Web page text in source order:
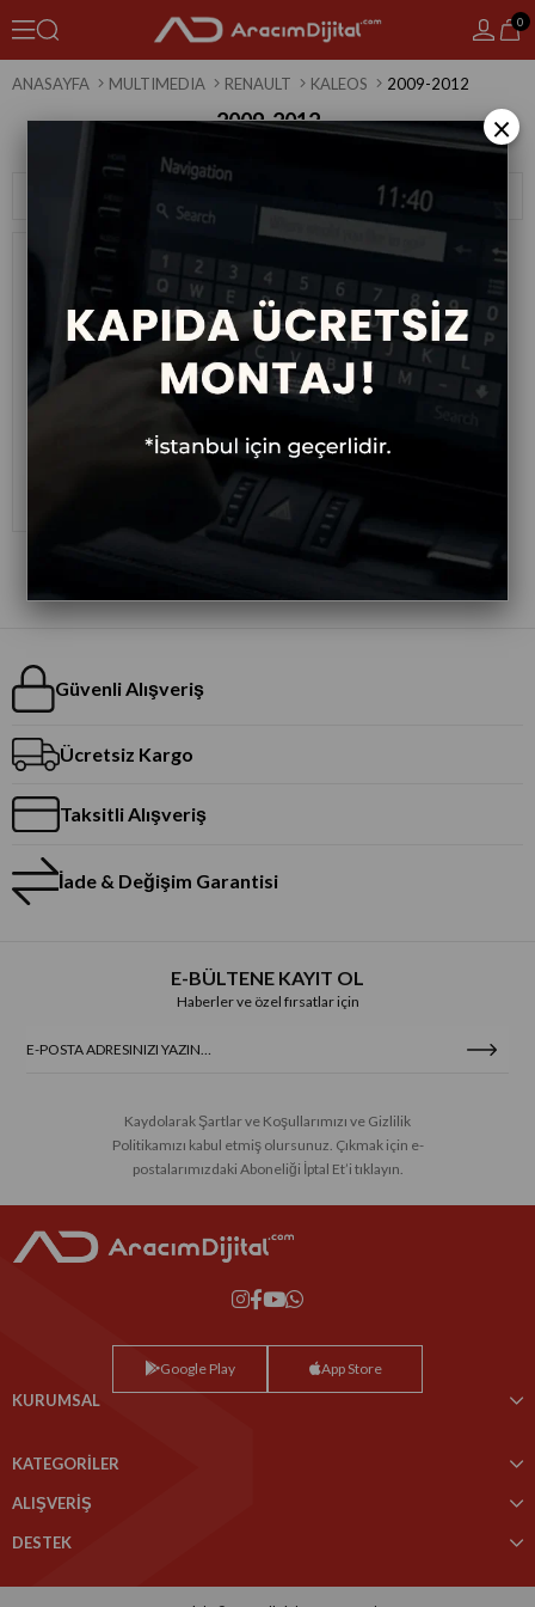
0
ANASAYFA MULTIMEDIA RENAULT KALEOS 2009-2012
2009-2012
Filtreleme
Renault Koleos Android Multimedya
Güvenli Alışveriş
Ücretsiz Kargo
Taksitli Alışveriş
İade & Değişim Garantisi
E-BÜLTENE KAYIT OL
Haberler ve özel fırsatlar için
Kaydolarak Şartlar ve Koşullarımızı ve Gizlilik
Politikamızı kabul etmiş olursunuz. Çıkmak için e-
postalarımızdaki Aboneliği İptal Et’i tıklayın.
Google Play App Store
KURUMSAL
KATEGORİLER
ALIŞVERİŞ
DESTEK
×